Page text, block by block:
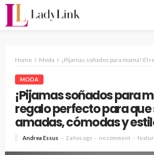
Home Moda ¡Pijamas soñados para mamá! El regalo perfecto para que se
MODA
¡Pijamas soñados para
regalo perfecto para que
amadas, cómodas y
Andrea Essus 2 años ago no comment